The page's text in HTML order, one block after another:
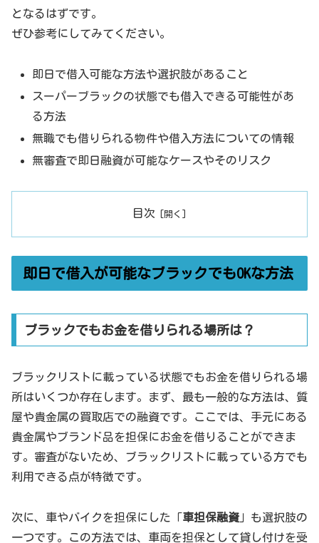
となるはずです。
ぜひ参考にしてみてください。
即日で借入可能な方法や選択肢があること
スーパーブラックの状態でも借入できる可能性があ
る方法
無職でも借りられる物件や借入方法についての情報
無審査で即日融資が可能なケースやそのリスク
目次
即日で借入が可能なブラックでもOKな方法
ブラックでもお金を借りられる場所は？
ブラックリストに載っている状態でもお金を借りられる場
所はいくつか存在します。まず、最も一般的な方法は、質
屋や貴金属の買取店での融資です。ここでは、手元にある
貴金属やブランド品を担保にお金を借りることができま
す。審査がないため、ブラックリストに載っている方でも
利用できる点が特徴です。
次に、車やバイクを担保にした「車担保融資 」も選択肢の
一つです。この方法では、車両を担保として貸し付けを受